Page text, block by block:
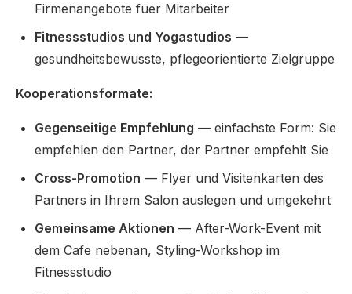
Firmenangebote fuer Mitarbeiter
Fitnessstudios und Yogastudios —
gesundheitsbewusste, pflegeorientierte Zielgruppe
Kooperationsformate:
Gegenseitige Empfehlung — einfachste Form: Sie
empfehlen den Partner, der Partner empfehlt Sie
Cross-Promotion — Flyer und Visitenkarten des
Partners in Ihrem Salon auslegen und umgekehrt
Gemeinsame Aktionen — After-Work-Event mit
dem Cafe nebenan, Styling-Workshop im
Fitnessstudio